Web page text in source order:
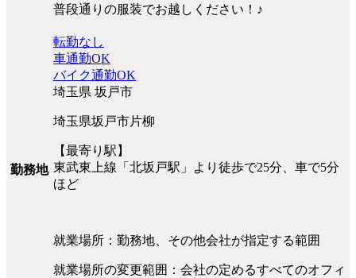
普段通りの服装でお越しください！♪
勤務地
転勤なし
車通勤OK
バイク通勤OK
埼玉県 坂戸市
埼玉県坂戸市片柳
【最寄り駅】
東武東上線「北坂戸駅」より徒歩で25分、車で5分
ほど
就業場所：勤務地、その他会社が指定する範囲
就業場所の変更範囲：会社の定めるすべてのオフィ